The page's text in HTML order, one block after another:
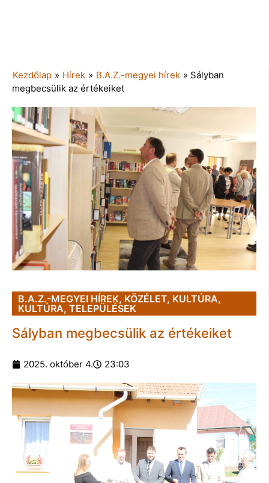
Kezdőlap » Hírek » B.A.Z.-megyei hírek » Sályban
megbecsülik az értékeiket
B.A.Z.-MEGYEI HÍREK, KÖZÉLET, KULTÚRA,
KULTÚRA, TELEPÜLÉSEK
Sályban megbecsülik az értékeiket
2025. október 4. 23:03